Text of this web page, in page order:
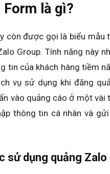
Form là gì?
còn được gọi là biểu mẫu
Group. Tính năng này
tin của khách hàng tiềm
vụ sử dụng khi đăng
vào quảng cáo ở một vài
thông tin cá nhân và
sử dụng quảng Zalo